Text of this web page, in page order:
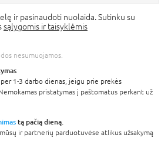
ir pasinaudoti nuolaida. Sutinku su
sąlygomis ir taisyklėmis
nesumuojamos.
1-3 darbo dienas, jeigu prie prekės
pristatymas į paštomatus perkant už
tą pačią dieną.
ir partnerių parduotuvėse atlikus užsakymą